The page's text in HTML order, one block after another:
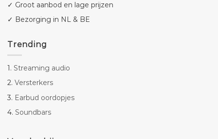
✓ Groot aanbod en lage prijzen
✓ Bezorging in NL & BE
Trending
1. Streaming audio
2. Versterkers
3. Earbud oordopjes
4. Soundbars